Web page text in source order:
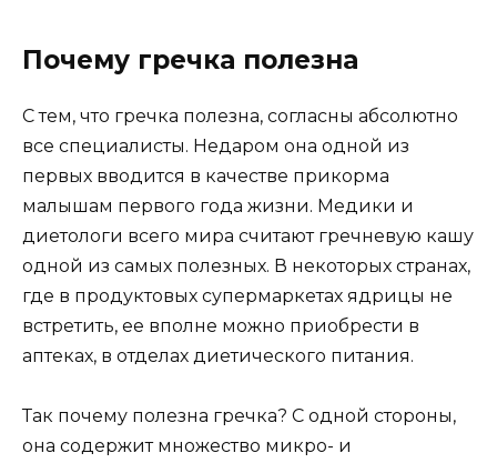
Почему гречка полезна
С тем, что гречка полезна, согласны абсолютно
все специалисты. Недаром она одной из
первых вводится в качестве прикорма
малышам первого года жизни. Медики и
диетологи всего мира считают гречневую кашу
одной из самых полезных. В некоторых странах,
где в продуктовых супермаркетах ядрицы не
встретить, ее вполне можно приобрести в
аптеках, в отделах диетического питания.
Так почему полезна гречка? С одной стороны,
она содержит множество микро- и